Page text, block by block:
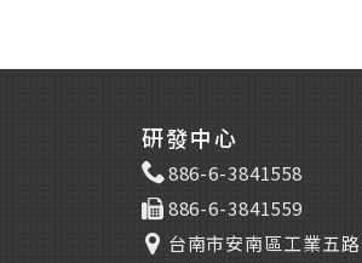
研發中心
886-6-3841558
886-6-3841559
台南市安南區工業五